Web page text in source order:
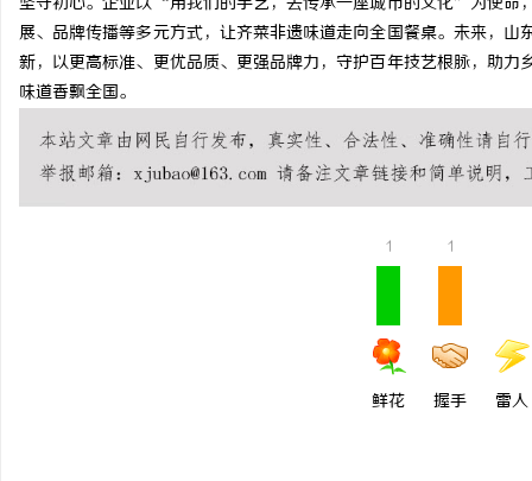
坚守初心。企业以“用我们的手艺，去传承一座城市的文化”为使命
展、品牌传播等多元方式，让齐菜非遗味道走向全国餐桌。未来，
新，以更高标准、更优品质、更强品牌力，守护百年技艺根脉，助
味道香飘全国。
1
鲜花
1
握手 雷人